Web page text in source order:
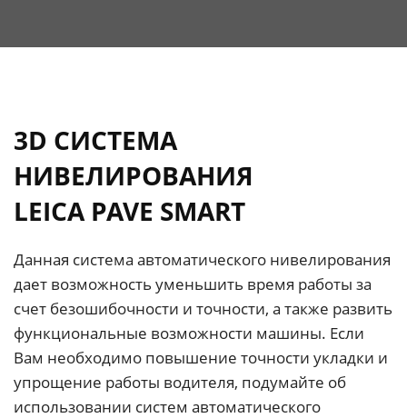
3D СИСТЕМА
НИВЕЛИРОВАНИЯ
LEICA PAVE SMART
Данная система автоматического нивелирования
дает возможность уменьшить время работы за
счет безошибочности и точности, а также развить
функциональные возможности машины. Если
Вам необходимо повышение точности укладки и
упрощение работы водителя, подумайте об
использовании систем автоматического